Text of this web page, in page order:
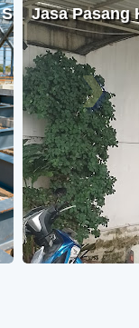
Jasa Pasang
›